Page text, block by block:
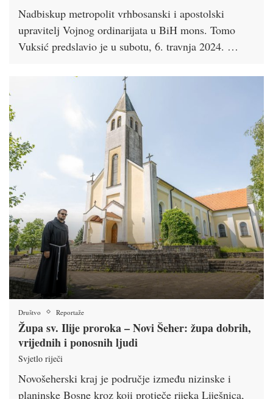
Nadbiskup metropolit vrhbosanski i apostolski
upravitelj Vojnog ordinarijata u BiH mons. Tomo
Vuksić predslavio je u subotu, 6. travnja 2024. …
Društvo Reportaže
Župa sv. Ilije proroka – Novi Šeher: župa dobrih,
vrijednih i ponosnih ljudi
Svjetlo riječi
Novošeherski kraj je područje između nizinske i
planinske Bosne kroz koji protječe rijeka Liješnica,